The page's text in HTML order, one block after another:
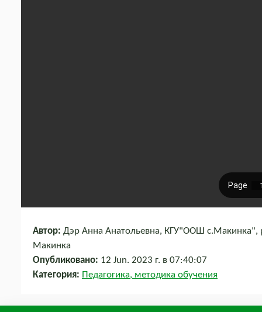
Автор: Дэр Анна Анатольевна, КГУ"ООШ с.Макинка",
Макинка
Опубликовано: 12 Jun. 2023 г. в 07:40:07
Категория: Педагогика, методика обучения